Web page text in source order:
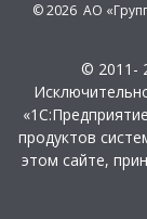
© 2026 АО
© 2011-
продуктов
этом сайте,